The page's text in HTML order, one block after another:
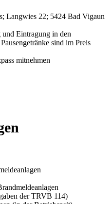
Langwies 22; 5424 Bad Vigaun
und Eintragung in den
sind im Preis
mitnehmen
der TRVB 114)